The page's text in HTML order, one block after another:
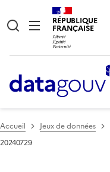
RÉPUBLIQUE
FRANÇAISE
Accueil Jeux de données
20240729